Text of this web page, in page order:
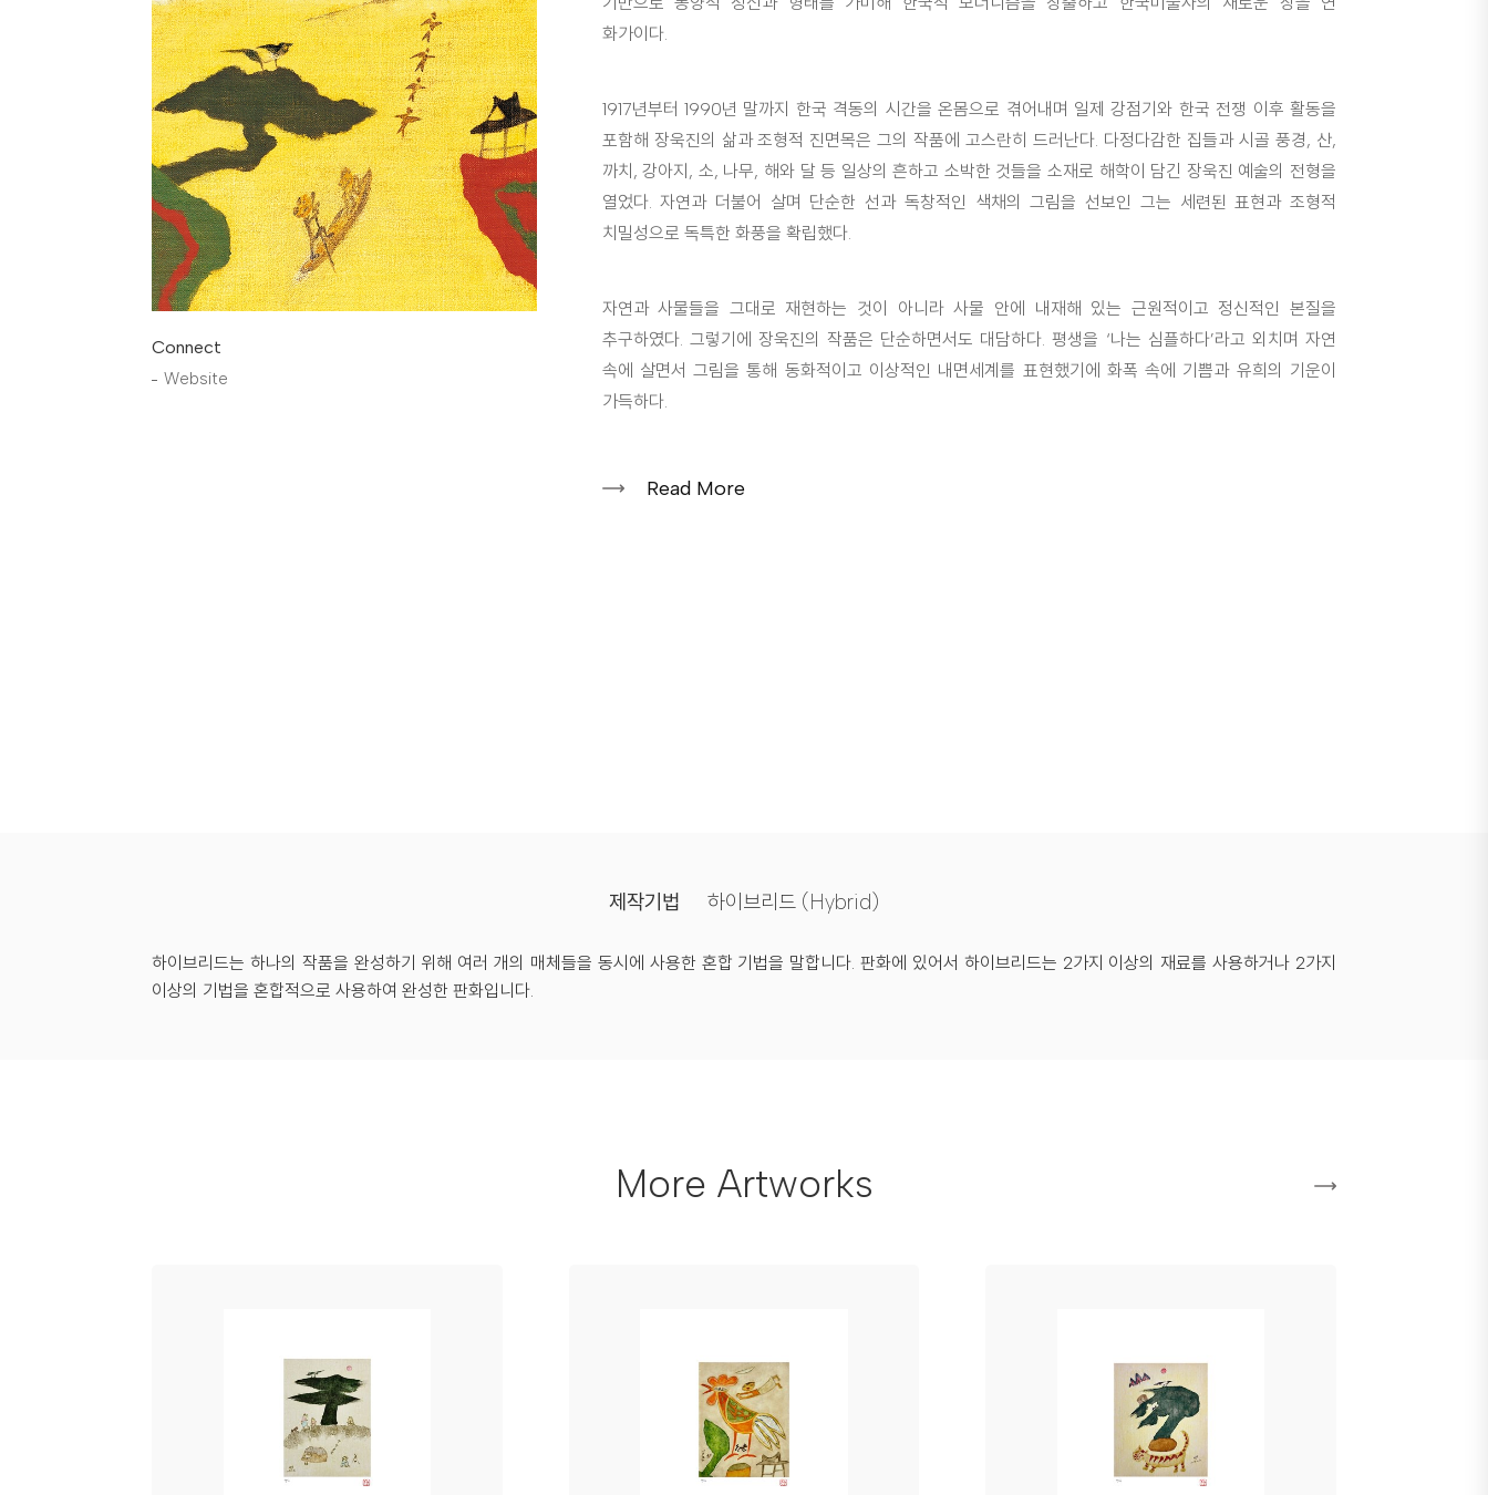
Connect
Website
화가이다.
1917년부터 1990년 말까지 한국 격동의 시간을 온몸으로 겪어내며 일제 강점기와 한국 전쟁 이후 활동을
포함해 장욱진의 삶과 조형적 진면목은 그의 작품에 고스란히 드러난다. 다정다감한 집들과 시골 풍경, 산,
까치, 강아지, 소, 나무, 해와 달 등 일상의 흔하고 소박한 것들을 소재로 해학이 담긴 장욱진 예술의 전형을
열었다. 자연과 더불어 살며 단순한 선과 독창적인 색채의 그림을 선보인 그는 세련된 표현과 조형적
치밀성으로 독특한 화풍을 확립했다.
자연과 사물들을 그대로 재현하는 것이 아니라 사물 안에 내재해 있는 근원적이고 정신적인 본질을
추구하였다. 그렇기에 장욱진의 작품은 단순하면서도 대담하다. 평생을 ‘나는 심플하다’라고 외치며 자연
속에 살면서 그림을 통해 동화적이고 이상적인 내면세계를 표현했기에 화폭 속에 기쁨과 유희의 기운이
가득하다.
Read More
제작기법 하이브리드 (Hybrid)
하이브리드는 하나의 작품을 완성하기 위해 여러 개의 매체들을 동시에 사용한 혼합 기법을 말합니다. 판화에 있어서 하이브리드는 2가지 이상의 재료를 사용하거나 2가지
이상의 기법을 혼합적으로 사용하여 완성한 판화입니다.
More Artworks